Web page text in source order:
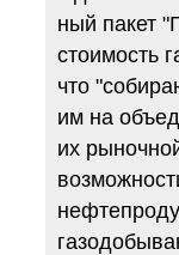
ный пакет
стоимость
что
им на
их